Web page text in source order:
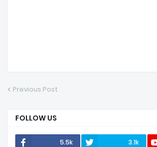
Previous Post
FOLLOW US
5.5k 3.1k